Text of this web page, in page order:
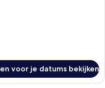
voor je datums bekijken